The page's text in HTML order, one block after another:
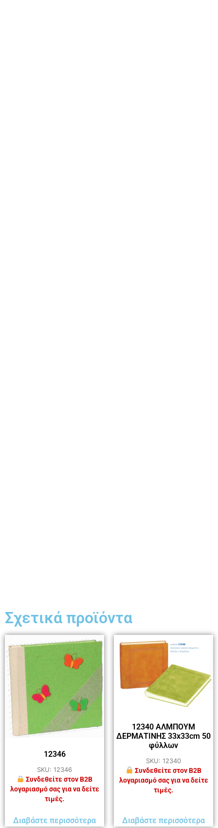
Σχετικά προϊόντα
12346
SKU: 12346
Συνδεθείτε στον B2B
λογαριασμό σας για να δείτε
τιμές.
Διαβάστε περισσότερα
12340 ΑΛΜΠΟΥΜ
ΔΕΡΜΑΤΙΝΗΣ 33x33cm 50
φύλλων
SKU: 12340
Συνδεθείτε στον B2B
λογαριασμό σας για να δείτε
τιμές.
Διαβάστε περισσότερα